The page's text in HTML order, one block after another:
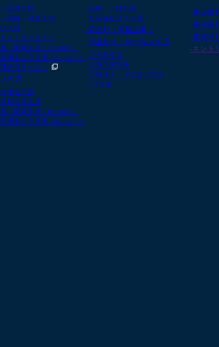
企業支援
解散・清算支援
支援
ンドオピニオン
・開業支援 （法人向け）
調査立会支援 （法人向け）
代行サービス
の方
申告支援
税対策支援
・開業支援 （個人向け）
調査立会支援 （個人向け）
医療・介護支援
社会福祉法人支援
-公会計・公営企業・
公益法人・NPO法人の方
公会計支援
公営企業支援
公益法人・NPO法人支援
FM支援
-森田会
-森田会
-森田会
-エント